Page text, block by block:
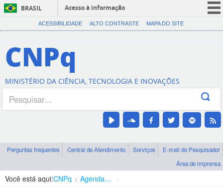
BRASIL
Acesso à informação
CORONAVÍRUS (COVID-19)
Canais
ACESSIBILIDADE ALTO CONTRASTE MAPA DO SITE
CNPq
MINISTÉRIO DA CIÊNCIA, TECNOLOGIA E INOVAÇÕES
Perguntas frequentes Central de Atendimento Serviços
E-mail do Pesquisador
Área de imprensa
Você está aqui:CNPq Agenda de autoridades